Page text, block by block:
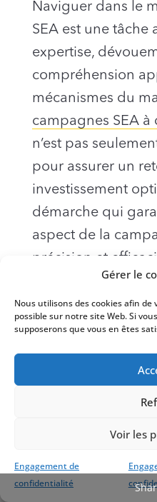
Gérer le
Nous utilisons des cookies afin
possible sur notre site Web. Si
supposerons que vous en êtes
Voir les
Engagement de
confidentialité
Naviguer dans le
SEA est une
expertise,
compréhension
mécanismes du
campagnes SEA à
n’est pas
pour assurer un
investissement
démarche qui
aspect de la
précision et
experts sont là
de vos
optimaux.
vos initiatives
pour vous aider.